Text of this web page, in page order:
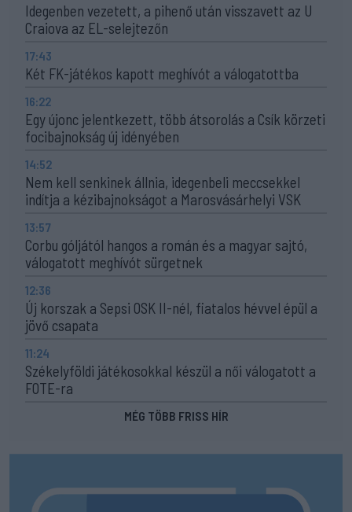
Idegenben vezetett, a pihenő után visszavett az U
Craiova az EL-selejtezőn
17:43
Két FK-játékos kapott meghívót a válogatottba
16:22
Egy újonc jelentkezett, több átsorolás a Csík körzeti
focibajnokság új idényében
14:52
Nem kell senkinek állnia, idegenbeli meccsekkel
indítja a kézibajnokságot a Marosvásárhelyi VSK
13:57
Corbu góljától hangos a román és a magyar sajtó,
válogatott meghívót sürgetnek
12:36
Új korszak a Sepsi OSK II-nél, fiatalos hévvel épül a
jövő csapata
11:24
Székelyföldi játékosokkal készül a női válogatott a
FOTE-ra
MÉG TÖBB FRISS HÍR